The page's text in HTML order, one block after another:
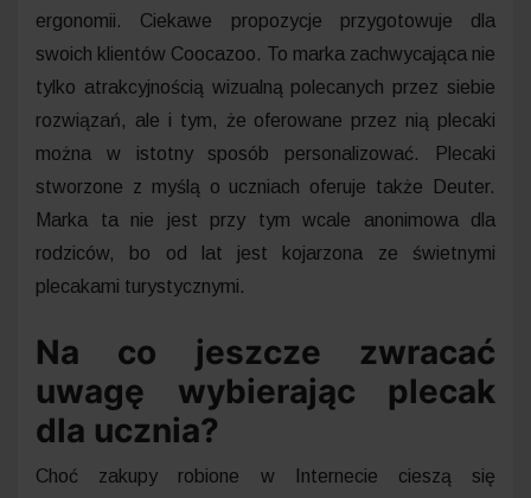
ergonomii. Ciekawe propozycje przygotowuje dla
swoich klientów Coocazoo. To marka zachwycająca nie
tylko atrakcyjnością wizualną polecanych przez siebie
rozwiązań, ale i tym, że oferowane przez nią plecaki
można w istotny sposób personalizować. Plecaki
stworzone z myślą o uczniach oferuje także Deuter.
Marka ta nie jest przy tym wcale anonimowa dla
rodziców, bo od lat jest kojarzona ze świetnymi
plecakami turystycznymi.
Na co jeszcze zwracać
uwagę wybierając plecak
dla ucznia?
Choć zakupy robione w Internecie cieszą się